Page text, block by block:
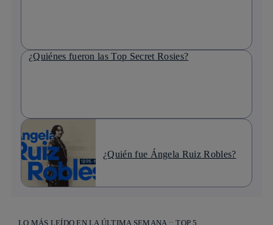
¿Quiénes fueron las Top Secret Rosies?
¿Quién fue Ángela Ruiz Robles?
LO MÁS LEÍDO EN LA ÚLTIMA SEMANA :: TOP 5